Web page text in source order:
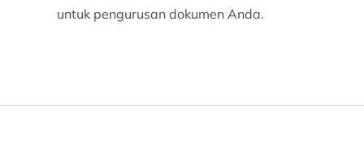
untuk pengurusan dokumen Anda.